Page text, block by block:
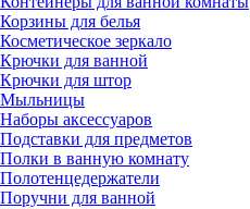
Корзины для белья
Косметическое зеркало
Крючки для ванной
Крючки для штор
Мыльницы
Наборы аксессуаров
Подставки для предметов
Полки в ванную комнату
Полотенцедержатели
Поручни для ванной